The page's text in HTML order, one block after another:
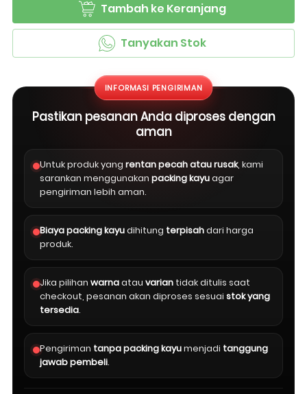
` Tambah ke Keranjang
` Tanyakan Stok
INFORMASI PENGIRIMAN
Pastikan pesanan Anda diproses dengan
aman
Untuk produk yang rentan pecah atau rusak, kami
sarankan menggunakan packing kayuagar
pengiriman lebih aman.
Biaya packing kayudihitung terpisahdari harga
produk.
Jika pilihan warnaatau varian tidak ditulis saat
checkout, pesanan akan diproses sesuai stok yang
tersedia.
Pengiriman tanpa packing kayumenjadi tanggung
jawab pembeli.